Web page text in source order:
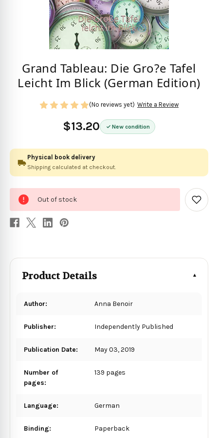
Grand Tableau: Die Gro?e Tafel
Leicht Im Blick (German Edition)
$13.20 New condition
(No reviews yet) Write a Review
Physical book delivery
Shipping calculated at checkout.
stock
Out of stock
Add
to
Product Details
Author: Anna Benoir
Publisher: Independently Published
Publication Date: May 03, 2019
Number of
pages:
139 pages
Language: German
Binding: Paperback